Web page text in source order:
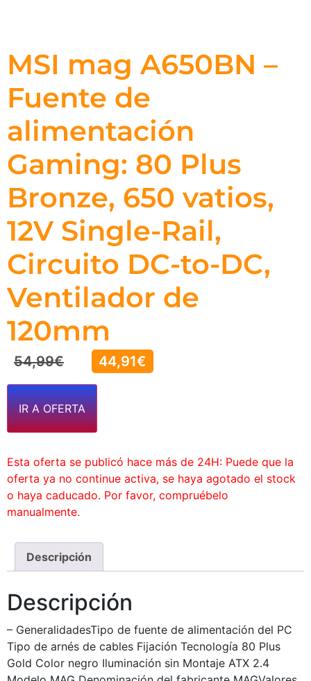
MSI mag A650BN –
Fuente de
alimentación
Gaming: 80 Plus
Bronze, 650 vatios,
12V Single-Rail,
Circuito DC-to-DC,
Ventilador de
120mm
54,99€ 44,91€
IR A OFERTA
Esta oferta se publicó hace más de 24H: Puede que la
oferta ya no continue activa, se haya agotado el stock
o haya caducado. Por favor, compruébelo
manualmente.
Descripción
Descripción
– GeneralidadesTipo de fuente de alimentación del PC
Tipo de arnés de cables Fijación Tecnología 80 Plus
Gold Color negro Iluminación sin Montaje ATX 2.4